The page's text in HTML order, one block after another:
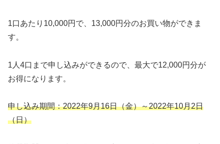
1口あたり10,000円で、13,000円分のお買い物ができま
す。
1人4口まで申し込みができるので、最大で12,000円分が
お得になります。
申し込み期間：2022年9月16日（金）～2022年10月2日
（日）